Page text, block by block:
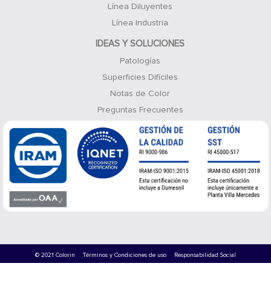
Línea Diluyentes
Línea Industria
IDEAS Y SOLUCIONES
Patologías
Superficies Difíciles
Notas de Color
Preguntas Frecuentes
© 2021 Colorin Términos y Condiciones de uso Responsabilidad Social